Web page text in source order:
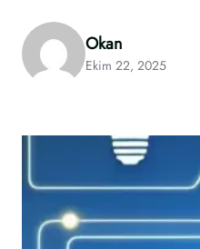
Okan
Ekim 22, 2025